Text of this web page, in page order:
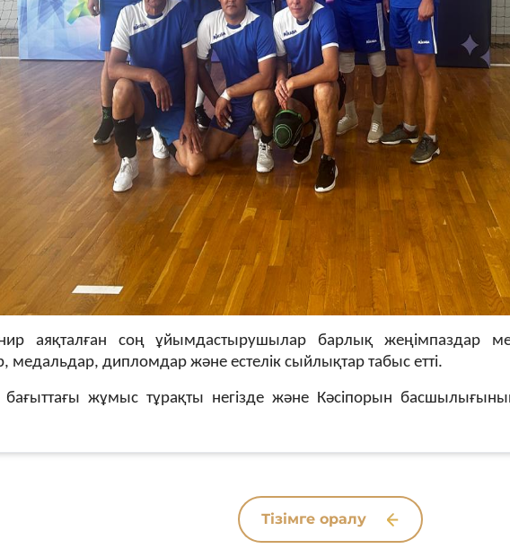
аяқталған соң ұйымдастырушылар барлық жеңімпаздар
медальдар, дипломдар және естелік сыйлықтар табыс етті.
бағыттағы жұмыс тұрақты негізде және Кәсіпорын
Тізімге оралу